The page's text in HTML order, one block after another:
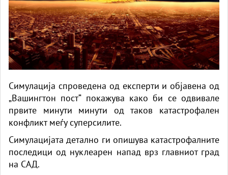
Симулација спроведена од експерти и објавена од
„Вашингтон пост“ покажува како би се одвивале
првите минути минути од таков катастрофален
конфликт меѓу суперсилите.
Симулацијата детално ги опишува катастрофалните
последици од нуклеарен напад врз главниот град
на САД.